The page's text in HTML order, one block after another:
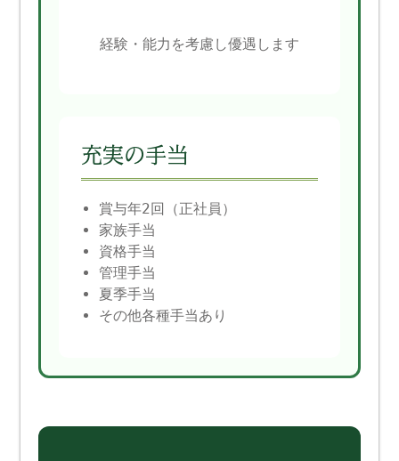
経験・能力を考慮し優遇します
充実の手当
賞与年2回（正社員）
家族手当
資格手当
管理手当
夏季手当
その他各種手当あり